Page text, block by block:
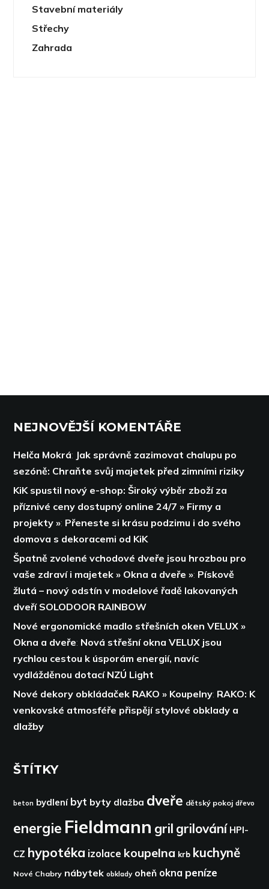
Stavební materiály
Střechy
Zahrada
NEJNOVĚJŠÍ KOMENTÁŘE
Helča Mokrá: Jak správně zazimovat chalupu po
sezóně: Chraňte svůj majetek před zimními riziky
KiK spustil nový e-shop: Široký výběr zboží za
příznivé ceny dostupný online 24/7 » Firmy a
projekty »: Přeneste si krásu podzimu i do svého
domova s dekoracemi od KiK
Špatně zvolené vchodové dveře jsou hrozbou pro
vaše zdraví i majetek » Okna a dveře »: Pískově
žlutá – nový odstín v modelové řadě lakovaných
dveří SOLODOOR RAINBOW
Nové ergonomické madlo střešních oken VELUX »
Okna a dveře: Nová střešní okna VELUX jsou
rychlou cestou k úsporám energií, navíc
vydlážděnou dotací NZÚ Light
Nové dekory obkládaček RAKO » Koupelny: RAKO: K
venkovské atmosféře přispějí stylové obklady a
dlažby
ŠTÍTKY
beton bydlení byt byty dlažba dveře dětský pokoj dřevo
energie Fieldmann gril grilování HPI-
CZ hypotéka izolace koupelna krb kuchyně
Nové Chabry nábytek obklady oheň okna peníze